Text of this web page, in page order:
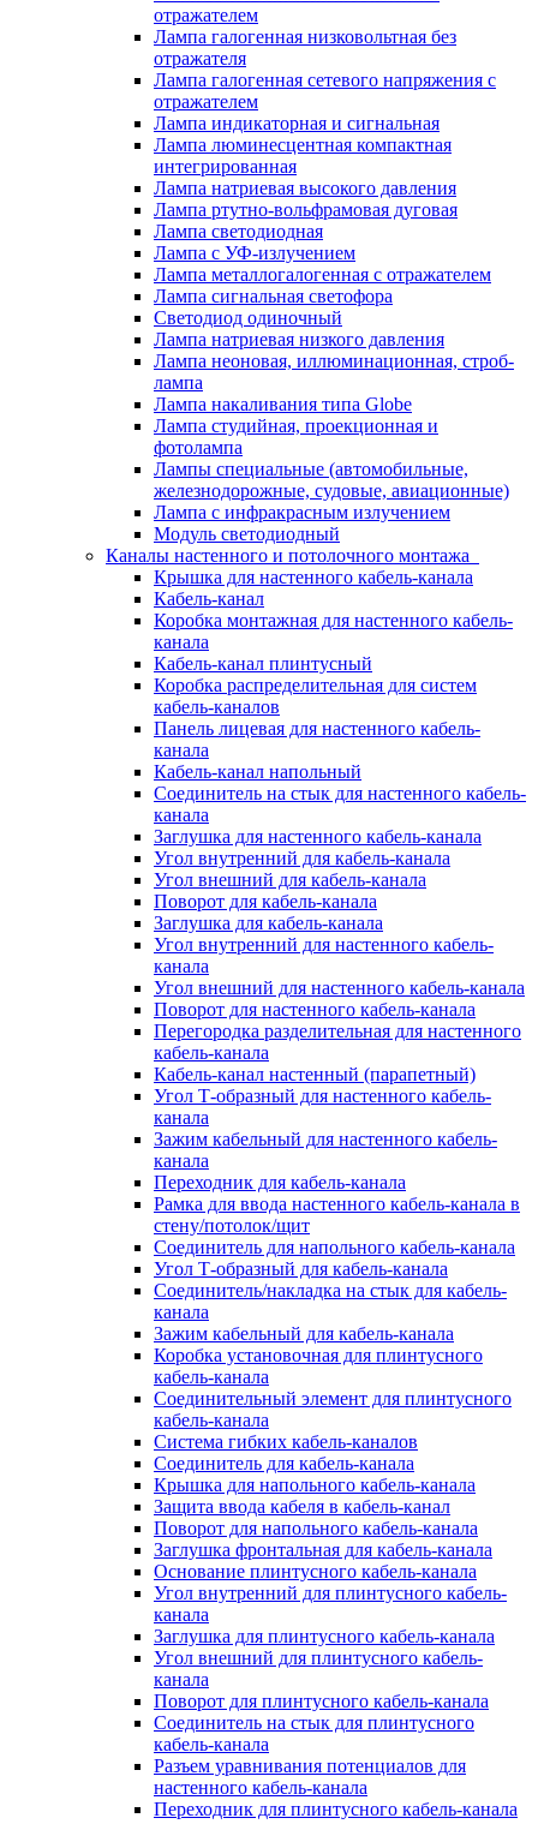
отражателем
Лампа галогенная низковольтная без
отражателя
Лампа галогенная сетевого напряжения с
отражателем
Лампа индикаторная и сигнальная
Лампа люминесцентная компактная
интегрированная
Лампа натриевая высокого давления
Лампа ртутно-вольфрамовая дуговая
Лампа светодиодная
Лампа с УФ-излучением
Лампа металлогалогенная с отражателем
Лампа сигнальная светофора
Светодиод одиночный
Лампа натриевая низкого давления
Лампа неоновая, иллюминационная, строб-
лампа
Лампа накаливания типа Globe
Лампа студийная, проекционная и
фотолампа
Лампы специальные (автомобильные,
железнодорожные, судовые, авиационные)
Лампа с инфракрасным излучением
Модуль светодиодный
Каналы настенного и потолочного монтажа
Крышка для настенного кабель-канала
Кабель-канал
Коробка монтажная для настенного кабель-
канала
Кабель-канал плинтусный
Коробка распределительная для систем
кабель-каналов
Панель лицевая для настенного кабель-
канала
Кабель-канал напольный
Соединитель на стык для настенного кабель-
канала
Заглушка для настенного кабель-канала
Угол внутренний для кабель-канала
Угол внешний для кабель-канала
Поворот для кабель-канала
Заглушка для кабель-канала
Угол внутренний для настенного кабель-
канала
Угол внешний для настенного кабель-канала
Поворот для настенного кабель-канала
Перегородка разделительная для настенного
кабель-канала
Кабель-канал настенный (парапетный)
Угол Т-образный для настенного кабель-
канала
Зажим кабельный для настенного кабель-
канала
Переходник для кабель-канала
Рамка для ввода настенного кабель-канала в
стену/потолок/щит
Соединитель для напольного кабель-канала
Угол Т-образный для кабель-канала
Соединитель/накладка на стык для кабель-
канала
Зажим кабельный для кабель-канала
Коробка установочная для плинтусного
кабель-канала
Соединительный элемент для плинтусного
кабель-канала
Система гибких кабель-каналов
Соединитель для кабель-канала
Крышка для напольного кабель-канала
Защита ввода кабеля в кабель-канал
Поворот для напольного кабель-канала
Заглушка фронтальная для кабель-канала
Основание плинтусного кабель-канала
Угол внутренний для плинтусного кабель-
канала
Заглушка для плинтусного кабель-канала
Угол внешний для плинтусного кабель-
канала
Поворот для плинтусного кабель-канала
Соединитель на стык для плинтусного
кабель-канала
Разъем уравнивания потенциалов для
настенного кабель-канала
Переходник для плинтусного кабель-канала